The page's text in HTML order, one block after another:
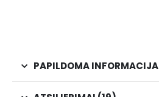
PAPILDOMA INFORMACIJA